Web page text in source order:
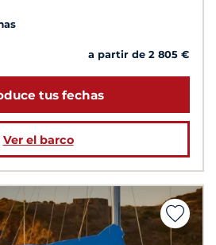
a partir de 2 805 €
tus fechas
Ver el barco